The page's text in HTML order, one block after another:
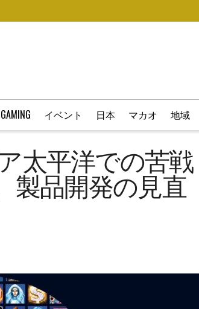
イベント 日本 マカオ 地域
太平洋での苦戦
製品開発の見直